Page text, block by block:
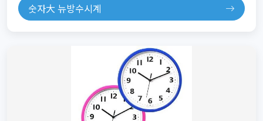
숫자大 뉴방수시계